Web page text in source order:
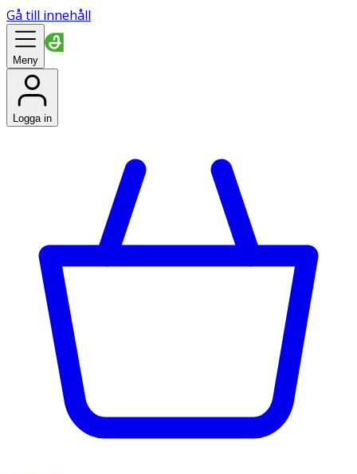
Gå till innehåll
Meny
Logga in